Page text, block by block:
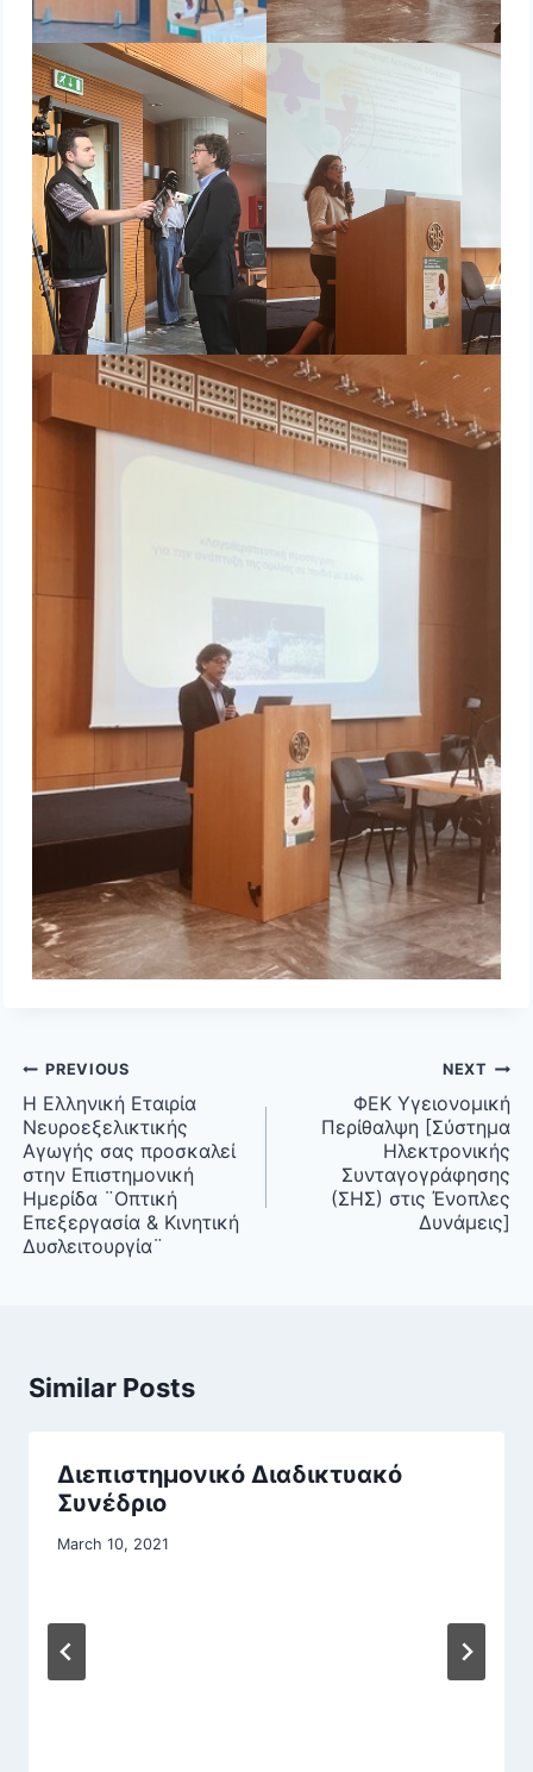
Post
navigation
PREVIOUS
Η Ελληνική Εταιρία
Νευροεξελικτικής
Αγωγής σας προσκαλεί
στην Επιστημονική
Ημερίδα ¨Οπτική
Επεξεργασία & Κινητική
Δυσλειτουργία¨
NEXT
ΦΕΚ Υγειονομική
Περίθαλψη [Σύστημα
Ηλεκτρονικής
Συνταγογράφησης
(ΣΗΣ) στις Ένοπλες
Δυνάμεις]
Similar Posts
Διεπιστημονικό Διαδικτυακό
Συνέδριο
March 10, 2021